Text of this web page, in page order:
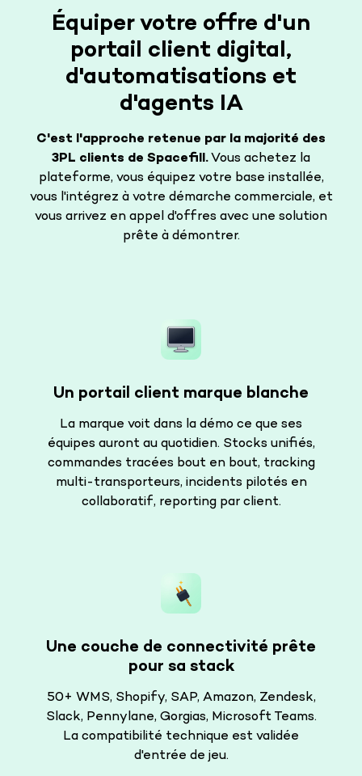
Équiper votre offre d'un
portail client digital,
d'automatisations et
d'agents IA
C'est l'approche retenue par la majorité des
3PL clients de Spacefill. Vous achetez la
plateforme, vous équipez votre base installée,
vous l'intégrez à votre démarche commerciale, et
vous arrivez en appel d'offres avec une solution
prête à démontrer.
Un portail client marque blanche
La marque voit dans la démo ce que ses
équipes auront au quotidien. Stocks unifiés,
commandes tracées bout en bout, tracking
multi-transporteurs, incidents pilotés en
collaboratif, reporting par client.
Une couche de connectivité prête
pour sa stack
50+ WMS, Shopify, SAP, Amazon, Zendesk,
Slack, Pennylane, Gorgias, Microsoft Teams.
La compatibilité technique est validée
d'entrée de jeu.